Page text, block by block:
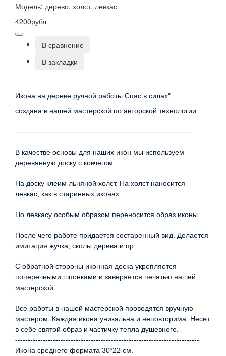
Модель: дерево, холст, левкас
4200рубл
В сравнение
В закладки
Икона на дереве ручной работы Спас в силах"
создана в нашей мастерской по авторской технологии.
----------------------------------------------------------------------
В качестве основы для наших икон мы используем
деревянную доску с ковчегом.
На доску клеим льняной холст. На холст наносится
левкас, как в старинных иконах.
По левкасу особым образом переносится образ иконы.
После чего работе придается состаренный вид. Делается
имитация жучка, сколы дерева и пр.
С обратной стороны иконная доска укрепляется
поперечными шпонками и заверяется печатью нашей
мастерской.
Все работы в нашей мастерской проводятся вручную
мастером. Каждая икона уникальна и неповторима. Несет
в себе святой образ и частичку тепла душевного.
-------------------------------------------------------------------------
Икона среднего формата 30*22 см.